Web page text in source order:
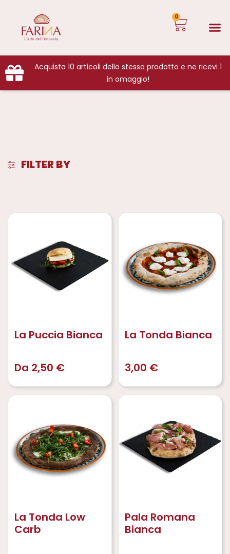
0
Acquista 10 articoli dello stesso prodotto e ne ricevi 1
in omaggio!
FILTER BY
La Puccia Bianca
Da 2,50 €
La Tonda Bianca
3,00 €
La Tonda Low
Carb
Pala Romana
Bianca